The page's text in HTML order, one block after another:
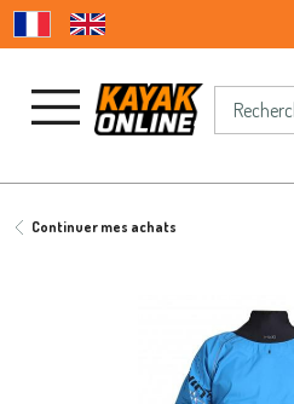
Continuer mes achats